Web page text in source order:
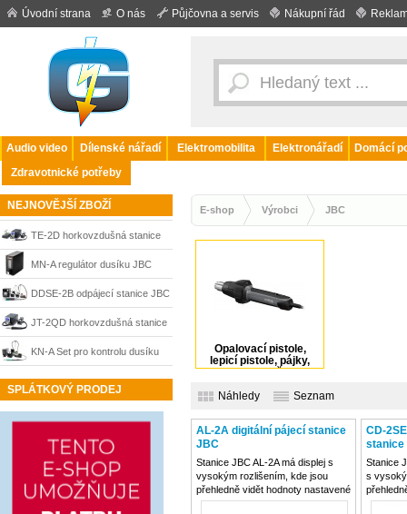
Úvodní strana O nás Půjčovna a servis Nákupní řád
Audio video Dílenské nářadí Elektromobilita Elektronářadí
Domácí
Zdravotnické potřeby
NEJNOVĚJŠÍ ZBOŽÍ
TE-2D horkovzdušná stanice
JBC
MN-A regulátor dusíku JBC
DDSE-2B odpájecí stanice JBC
JT-2QD horkovzdušná stanice
JBC
KN-A Set pro kontrolu dusíku
JBC
SPLÁTKOVÝ PRODEJ
E-shop Výrobci JBC
Opalovací pistole,
lepicí pistole, pájky,
sponkovačky
Náhledy
Seznam
AL-2A digitální pájecí stanice
JBC
Stanice JBC AL-2A má displej s
vysokým rozlišením, kde jsou
přehledně vidět hodnoty nastavené
teploty. Teplota se nastavuje
CD-
stanice
Stanice
s
teploty.